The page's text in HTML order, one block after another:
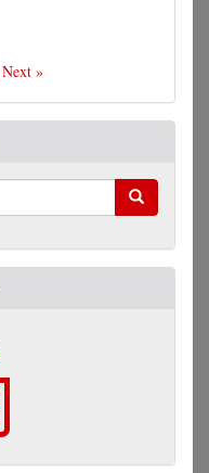
Next »